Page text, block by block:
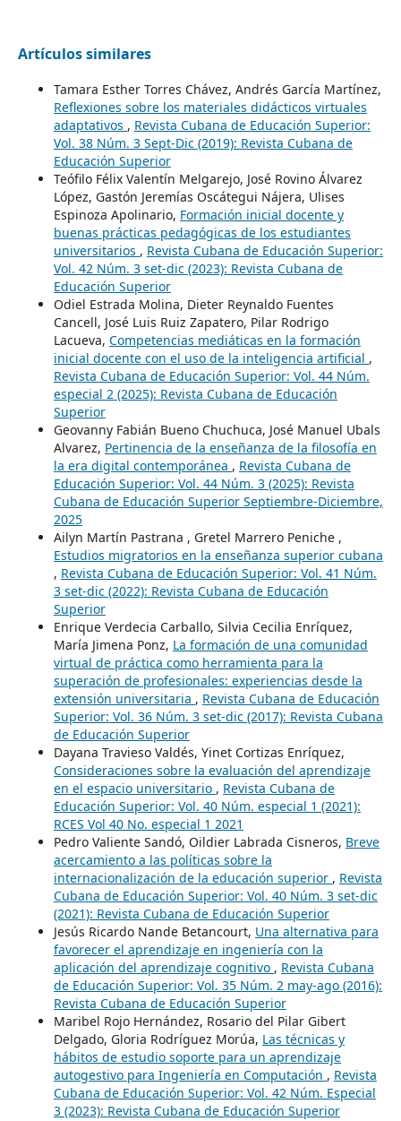
Artículos similares
Tamara Esther Torres Chávez, Andrés García Martínez,
Reflexiones sobre los materiales didácticos virtuales
adaptativos , Revista Cubana de Educación Superior:
Vol. 38 Núm. 3 Sept-Dic (2019): Revista Cubana de
Educación Superior
Teófilo Félix Valentín Melgarejo, José Rovino Álvarez
López, Gastón Jeremías Oscátegui Nájera, Ulises
Espinoza Apolinario, Formación inicial docente y
buenas prácticas pedagógicas de los estudiantes
universitarios , Revista Cubana de Educación Superior:
Vol. 42 Núm. 3 set-dic (2023): Revista Cubana de
Educación Superior
Odiel Estrada Molina, Dieter Reynaldo Fuentes
Cancell, José Luis Ruiz Zapatero, Pilar Rodrigo
Lacueva, Competencias mediáticas en la formación
inicial docente con el uso de la inteligencia artificial ,
Revista Cubana de Educación Superior: Vol. 44 Núm.
especial 2 (2025): Revista Cubana de Educación
Superior
Geovanny Fabián Bueno Chuchuca, José Manuel Ubals
Alvarez, Pertinencia de la enseñanza de la filosofía en
la era digital contemporánea , Revista Cubana de
Educación Superior: Vol. 44 Núm. 3 (2025): Revista
Cubana de Educación Superior Septiembre-Diciembre,
2025
Ailyn Martín Pastrana , Gretel Marrero Peniche ,
Estudios migratorios en la enseñanza superior cubana
, Revista Cubana de Educación Superior: Vol. 41 Núm.
3 set-dic (2022): Revista Cubana de Educación
Superior
Enrique Verdecia Carballo, Silvia Cecilia Enríquez,
María Jimena Ponz, La formación de una comunidad
virtual de práctica como herramienta para la
superación de profesionales: experiencias desde la
extensión universitaria , Revista Cubana de Educación
Superior: Vol. 36 Núm. 3 set-dic (2017): Revista Cubana
de Educación Superior
Dayana Travieso Valdés, Yinet Cortizas Enríquez,
Consideraciones sobre la evaluación del aprendizaje
en el espacio universitario , Revista Cubana de
Educación Superior: Vol. 40 Núm. especial 1 (2021):
RCES Vol 40 No. especial 1 2021
Pedro Valiente Sandó, Oildier Labrada Cisneros, Breve
acercamiento a las políticas sobre la
internacionalización de la educación superior , Revista
Cubana de Educación Superior: Vol. 40 Núm. 3 set-dic
(2021): Revista Cubana de Educación Superior
Jesús Ricardo Nande Betancourt, Una alternativa para
favorecer el aprendizaje en ingeniería con la
aplicación del aprendizaje cognitivo , Revista Cubana
de Educación Superior: Vol. 35 Núm. 2 may-ago (2016):
Revista Cubana de Educación Superior
Maribel Rojo Hernández, Rosario del Pilar Gibert
Delgado, Gloria Rodríguez Morúa, Las técnicas y
hábitos de estudio soporte para un aprendizaje
autogestivo para Ingeniería en Computación , Revista
Cubana de Educación Superior: Vol. 42 Núm. Especial
3 (2023): Revista Cubana de Educación Superior